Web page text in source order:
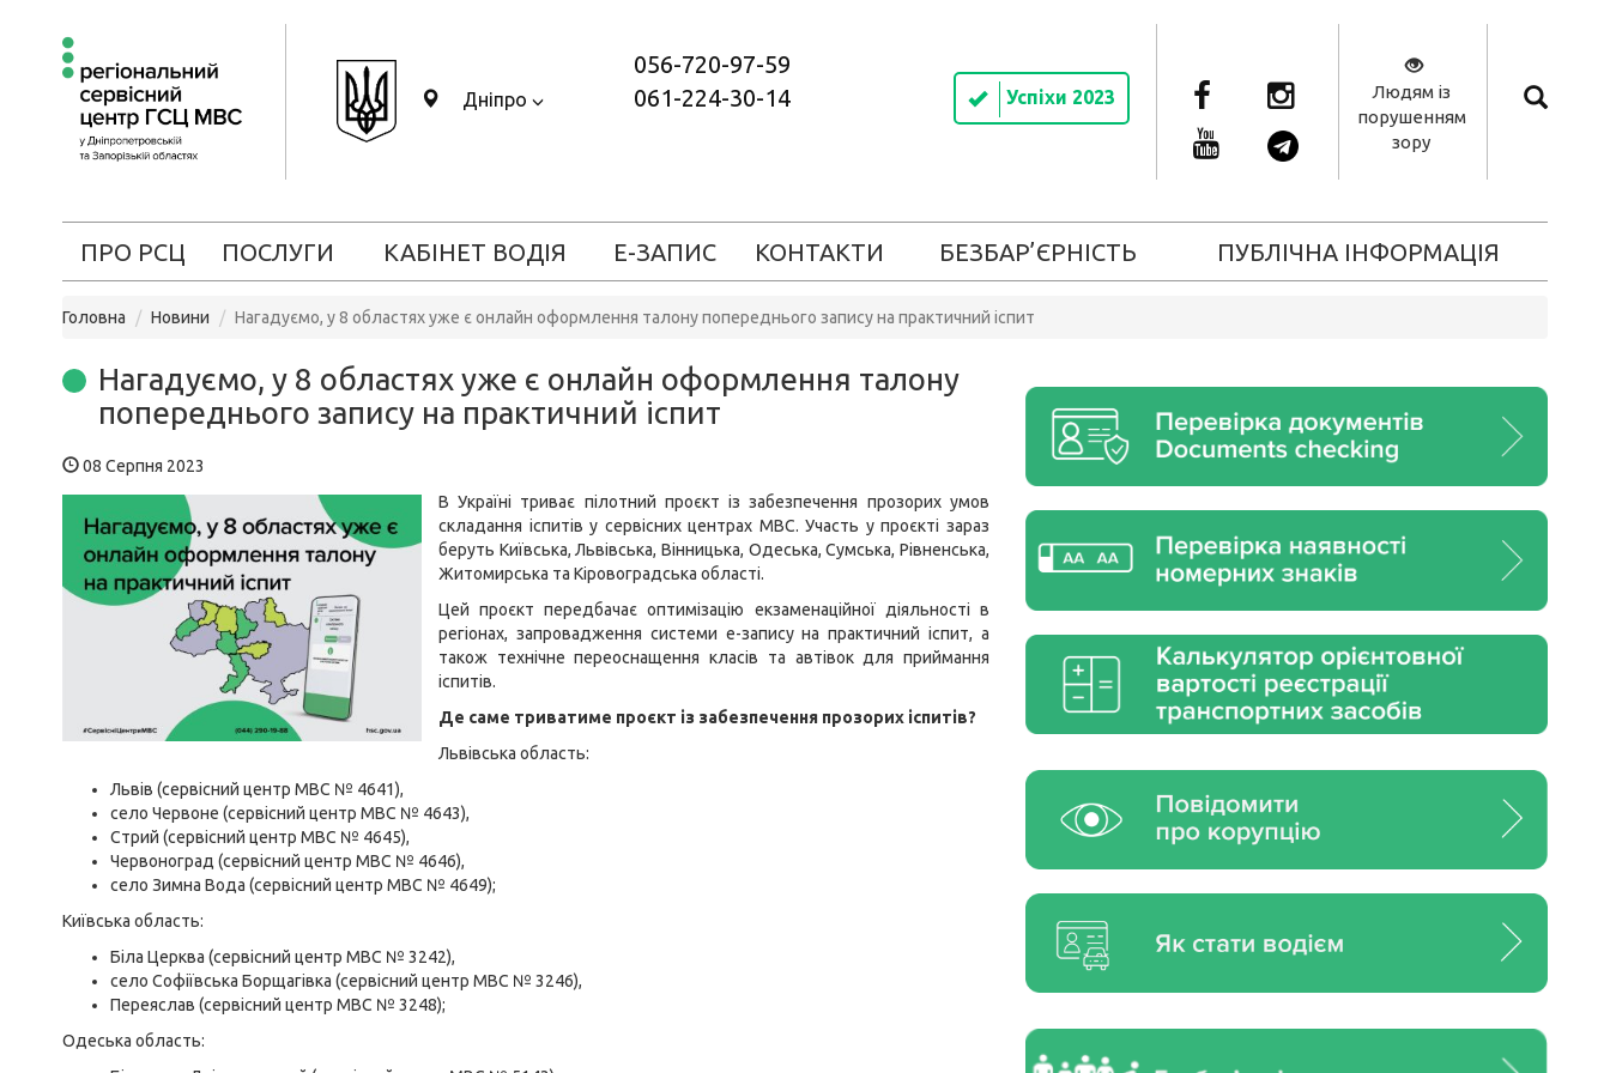
Дніпро
056-720-97-59
061-224-30-14
Успіхи 2023
Людям із
порушенням
зору
ПРО РСЦ ПОСЛУГИ КАБІНЕТ ВОДІЯ Е-ЗАПИС КОНТАКТИ БЕЗБАР’ЄРНІСТЬ ПУБЛІЧНА ІНФОРМАЦІЯ
Головна Новини Нагадуємо, у 8 областях уже є онлайн оформлення талону попереднього запису на практичний іспит
Нагадуємо, у 8 областях уже є онлайн оформлення талону
попереднього запису на практичний іспит
08 Серпня 2023
В Україні триває пілотний проєкт із забезпечення прозорих умов
складання іспитів у сервісних центрах МВС. Участь у проєкті зараз
беруть Київська, Львівська, Вінницька, Одеська, Сумська, Рівненська,
Житомирська та Кіровоградська області.
Цей проєкт передбачає оптимізацію екзаменаційної діяльності в
регіонах, запровадження системи е-записуна практичний іспит, а
також технічне переоснащення класів та автівок для приймання
іспитів.
Де саме триватиме проєкт із забезпечення прозорих іспитів?
Львівська область:
Львів (сервісний центр МВС № 4641),
село Червоне (сервісний центр МВС № 4643),
Стрий (сервісний центр МВС № 4645),
Червоноград (сервісний центр МВС № 4646),
село Зимна Вода (сервісний центр МВС № 4649);
Київська область:
Біла Церква (сервісний центр МВС № 3242),
село Софіївська Борщагівка (сервісний центр МВС № 3246),
Переяслав (сервісний центр МВС № 3248);
Одеська область: